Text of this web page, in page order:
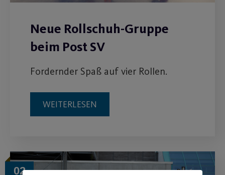
Neue Rollschuh-Gruppe
beim Post SV
Fordernder Spaß auf vier Rollen.
WEITERLESEN
02